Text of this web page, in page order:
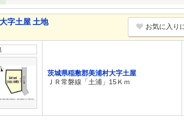
字土屋 土地
お気に入り
茨城県稲敷郡美浦村大字土屋
ＪＲ常磐線「土浦」15Ｋｍ